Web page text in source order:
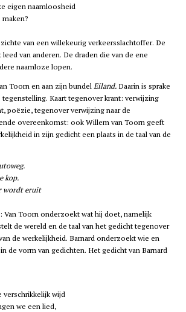
eigen naamloosheid
van een willekeurig verkeersslachtoffer. De
van anderen. De draden die van de ene
naamloze lopen.
Toorn en aan zijn bundelEiland.Daarin is sprake
tegenstelling. Kaart tegenover krant: verwijzing
poëzie, tegenover verwijzing naar de
overeenkomst: ook Willem van Toorn geeft
in zijn gedicht een plaats in de taal van de
kop.
wordt eruit
Van Toorn onderzoekt wat hij doet, namelijk
de wereld en de taal van het gedicht tegenover
de werkelijkheid. Barnard onderzoekt wie en
de vorm van gedichten. Het gedicht van Barnard
verschrikkelijk wijd
we een lied,